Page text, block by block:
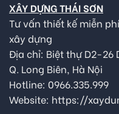
XÂY DỰNG THÁI SƠN
Tư vấn thiết kế miễn
xây dựng
Địa chỉ: Biệt thự D2-26
Q. Long Biên, Hà Nội
Hotline: 0966.335.999
Website: https://